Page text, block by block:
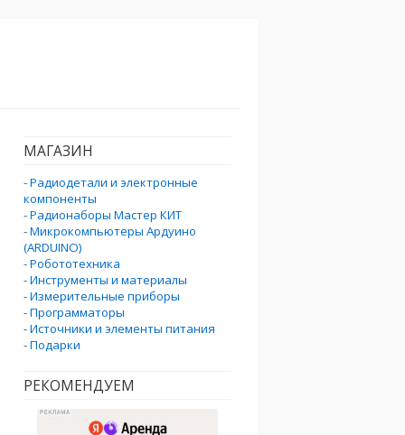
МАГАЗИН
-Радиодетали и электронные
компоненты
-Радионаборы Мастер КИТ
-Микрокомпьютеры Ардуино
(ARDUINO)
-Робототехника
-Инструменты и материалы
-Измерительные приборы
-Программаторы
-Источники и элементы питания
-Подарки
РЕКОМЕНДУЕМ